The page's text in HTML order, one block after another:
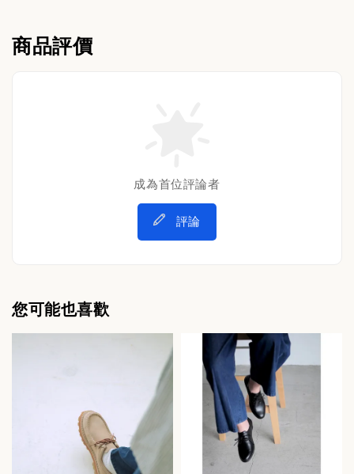
商品評價
成為首位評論者
評論
您可能也喜歡